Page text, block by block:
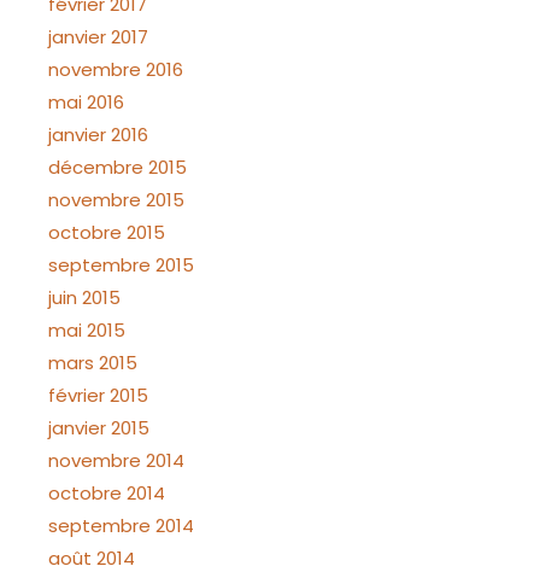
janvier 2017
novembre 2016
mai 2016
janvier 2016
décembre 2015
novembre 2015
octobre 2015
septembre 2015
juin 2015
mai 2015
mars 2015
février 2015
janvier 2015
novembre 2014
octobre 2014
septembre 2014
août 2014